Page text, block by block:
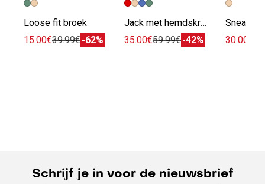
Loose fit broek
15.00€39.99€-62%
Jack met hemdskraag en rits
35.00€59.99€-42% 30.00€
Schrijf je in voor de nieuwsbrief